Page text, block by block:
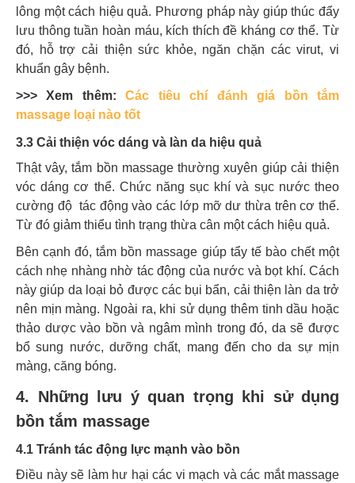
lông một cách hiệu quả. Phương pháp này giúpthúc đẩy
lưu thông tuần hoàn máu, kích thích đề kháng cơ thể. Từ
đó, hỗ trợ cải thiện sức khỏe, ngăn chặn các virut, vi
khuẩn gây bệnh.
>>> Xem thêm:Các tiêu chí đánh giá bồn tắm
massage loại nào tốt
3.3 Cải thiện vóc dáng và làn da hiệu quả
Thật vây, tắm bồn massage thường xuyên giúp cải thiện
vóc dáng cơ thể. Chức năng sục khí và sục nước theo
cường độ tác động vào các lớp mỡ dư thừa trên cơ thể.
Từ đó giảm thiểu tình trạng thừa cân một cách hiệu quả.
Bên cạnh đó, tắm bồn massage giúp tẩy tế bào chết một
cách nhẹ nhàng nhờ tác động của nước và bọt khí. Cách
này giúp da loại bỏ được các bụi bẩn, cải thiện làn da trở
nên mịn màng. Ngoài ra, khi sử dụng thêm tinh dầu hoặc
thảo dược vào bồn và ngâm mình trong đó, da sẽ được
bổ sung nước, dưỡng chất, mang đến cho da sự mịn
màng, căng bóng.
4. Những lưu ý quan trọng khi sử dụng
bồn tắm massage
4.1 Tránh tác động lực mạnh vào bồn
Điều này sẽ làm hư hại các vi mạch và các mắt massage